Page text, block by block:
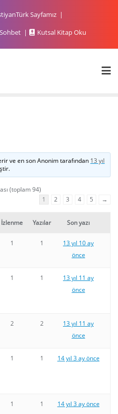
Sayfamız
Kutsal Kitap Oku
ve en sonAnonimtarafından 13 yıl
(toplam 94)
1
2 3 4 5 →
İzlenme Yazılar Son yazı
1 1
13 yıl 10 ay
önce
1 1
13 yıl 11 ay
önce
2 2
13 yıl 11 ay
önce
1 1 14 yıl 3 ay önce
1 1 14 yıl 3 ay önce